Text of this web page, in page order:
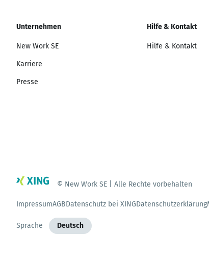
Unternehmen
New Work SE
Karriere
Presse
Hilfe & Kontakt
Hilfe & Kontakt
© New Work SE | Alle Rechte vorbehalten
ImpressumAGBDatenschutz bei XINGDatenschutzerklärung
Sprache Deutsch